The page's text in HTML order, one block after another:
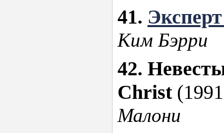
41.
Ким Бэрри
42.
Christ
Малони